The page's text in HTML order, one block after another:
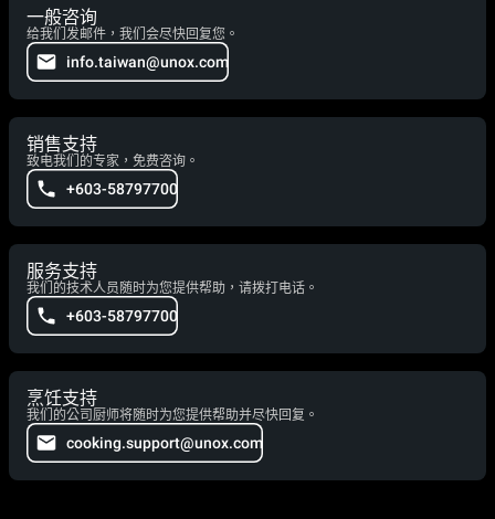
一般咨询
给我们发邮件，我们会尽快回复您。
info.taiwan@unox.com
销售支持
致电我们的专家，免费咨询。
+603-58797700
服务支持
我们的技术人员随时为您提供帮助，请拨打电话。
+603-58797700
烹饪支持
我们的公司厨师将随时为您提供帮助并尽快回复。
cooking.support@unox.com